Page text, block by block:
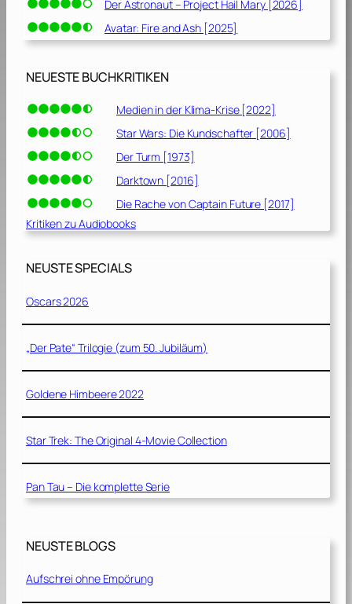
Der Astronaut – Project Hail Mary [2026]
Avatar: Fire and Ash [2025]
NEUESTE BUCHKRITIKEN
Medien in der Klima-Krise [2022]
Star Wars: Die Kundschafter [2006]
Der Turm [1973]
Darktown [2016]
Die Rache von Captain Future [2017]
Kritiken zu Audiobooks
NEUSTE SPECIALS
Oscars 2026
„Der Pate“ Trilogie (zum 50. Jubiläum)
Goldene Himbeere 2022
Star Trek: The Original 4-Movie Collection
Pan Tau – Die komplette Serie
NEUSTE BLOGS
Aufschrei ohne Empörung